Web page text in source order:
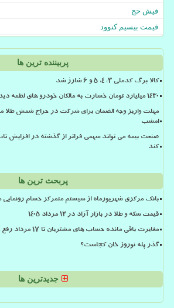
فیش حج
قیمت بیسیم کنوود
پربیننده ترین ها
کالا برگ کدملی 3، 4، 5 و 6 شارژ شد
۱۴۳۰ میلیارد تومان خسارت به مالکان خودرو های لطمه دیده جنگ پرداخت گردید
امشب
صنعت بیمه می تواند سهمی فراتر از گذشته در افزایش
کند
پربحث ترین ها
بانک مرکزی شهریورماه از سیستم متمرکز حسام رونمایی
قیمت سکه و طلا در بازار آزاد در ۱۲ مرداد ۱۴۰۵
مغایرت باقی مانده حساب های مشتریان تا 17 مرداد رفع می شود
گذر پله نوروز خان کجاست؟
جدیدترین ها